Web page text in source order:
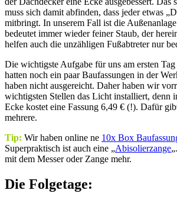
muss sich damit abfinden, dass jeder etwas
mitbringt. In unserem Fall ist die
bedeutet immer wieder feiner Staub, der
helfen auch die unzähligen Fußabtreter nur
Die wichtigste Aufgabe für uns am ersten
hatten noch ein paar Baufassungen in der
haben nicht ausgereicht. Daher haben wir
wichtigsten Stellen das Licht installiert, denn
Ecke kostet eine Fassung 6,49 € (!). Dafür
mehrere.
Tip: Wir haben online ne 10x Box
Superpraktisch ist auch eine „Abisolierzange
mit dem Messer oder Zange mehr.
Die Folgetage: